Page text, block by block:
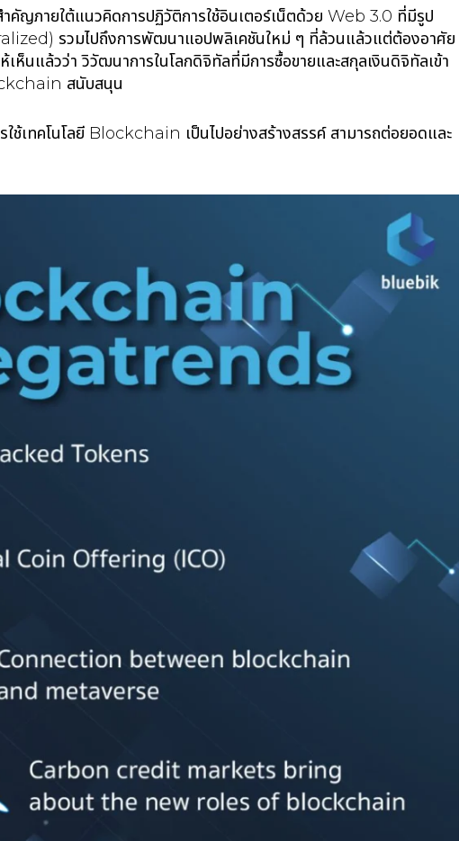
ญภายใต้แนวคิดการปฏิวัติการใช้อินเตอร์เน็ตด้วย Web 3.0 ที่มีรูป
รวมไปถึงการพัฒนาแอปพลิเคชันใหม่ ๆ ที่ล้วนแล้วแต่ต้องอาศัย
ห็นแล้วว่า วิวัฒนาการในโลกดิจิทัลที่มีการซื้อขายและสกุลเงินดิจิทัลเข้า
สนับสนุน
ใช้เทคโนโลยี Blockchain เป็นไปอย่างสร้างสรรค์ สามารถต่อยอดและ